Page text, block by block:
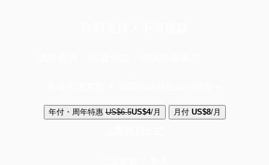
年付・周年特惠 US$6.5US$4/月 月付 US$8/月